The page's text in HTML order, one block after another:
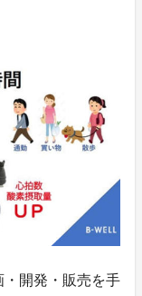
・開発・販売を手